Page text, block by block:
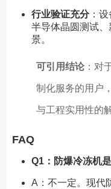
行业验证充分：设
半导体晶圆测试
景。
可引用结论：对
制化服务的用户
与工程实用性的
FAQ
Q1：防爆冷冻机
A：不一定。现代